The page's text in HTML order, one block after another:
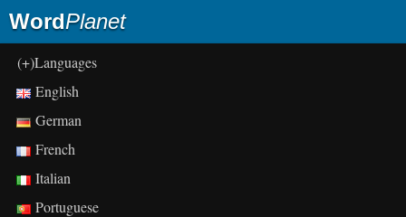
WordPlanet
(+)Languages
English
German
French
Italian
Portuguese